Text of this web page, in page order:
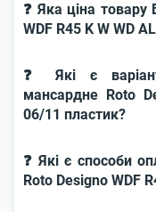
❓ Яка ціна
WDF R45 K W WD
❓ Які є
мансардне Roto
06/11 пластик?
❓ Які є способи
Roto Designo WDF